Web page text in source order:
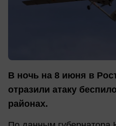
В ночь на 8 июня в
отразили атаку
районах.